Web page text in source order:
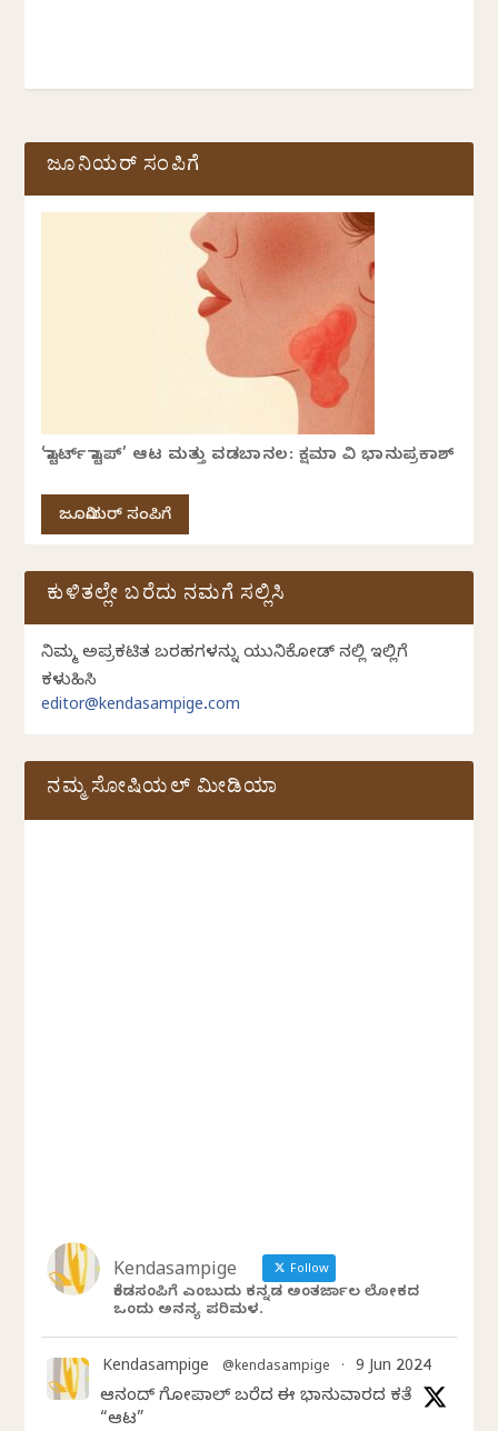
ಜೂನಿಯರ್ ಸಂಪಿಗೆ
‘ಸ್ಟಾರ್ಟ್ ಸ್ಟಾಪ್’ ಆಟ ಮತ್ತು ವಡಬಾನಲ: ಕ್ಷಮಾ ವಿ ಭಾನುಪ್ರಕಾಶ್
ಜೂನಿಯರ್ ಸಂಪಿಗೆ
ಕುಳಿತಲ್ಲೇ ಬರೆದು ನಮಗೆ ಸಲ್ಲಿಸಿ
ನಿಮ್ಮ ಅಪ್ರಕಟಿತ ಬರಹಗಳನ್ನು ಯುನಿಕೋಡ್ ನಲ್ಲಿ ಇಲ್ಲಿಗೆ
ಕಳುಹಿಸಿ
editor@kendasampige.com
ನಮ್ಮ ಸೋಷಿಯಲ್‌ ಮೀಡಿಯಾ
Kendasampige Follow
ಕೆಂಡಸಂಪಿಗೆ ಎಂಬುದು ಕನ್ನಡ ಅಂತರ್ಜಾಲ ಲೋಕದ
ಒಂದು ಅನನ್ಯ ಪರಿಮಳ.
Kendasampige @kendasampige · 9 Jun 2024
ಆನಂದ್‌ ಗೋಪಾಲ್‌ ಬರೆದ ಈ ಭಾನುವಾರದ ಕತೆ
“ಆಟ”